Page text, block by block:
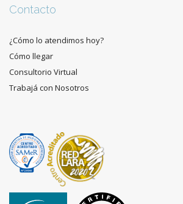
Contacto
¿Cómo lo atendimos hoy?
Cómo llegar
Consultorio Virtual
Trabajá con Nosotros